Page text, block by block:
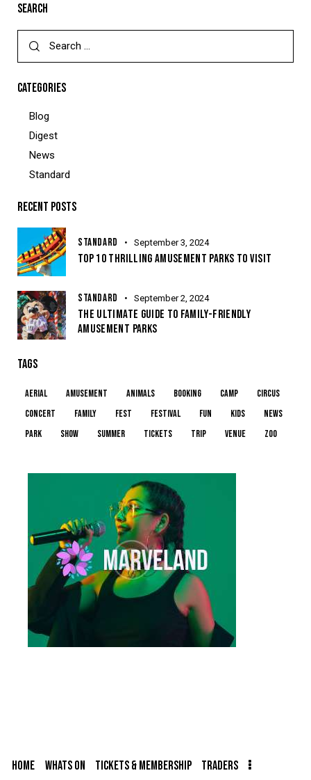
SEARCH
CATEGORIES
Blog
Digest
News
Standard
RECENT POSTS
STANDARD September 3, 2024
TOP 10 THRILLING AMUSEMENT PARKS TO VISIT
STANDARD September 2, 2024
THE ULTIMATE GUIDE TO FAMILY-FRIENDLY
AMUSEMENT PARKS
TAGS
aerial amusement animals booking camp
circus
concert
family fest festival fun kids
news
park
show summer tickets trip venue zoo
HOME WHATS ON TICKETS & MEMBERSHIP TRADERS